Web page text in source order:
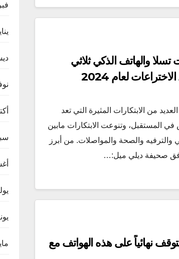
تسلا والهاتف الذكي ثلاثي
لعام 2024
العام 2024 العديد من الابتكارات المثيرة التي تعد
في المستقبل، وتنوعت الابتكارات مابين
والترفيه والصحة والمواصلات. من أبرز
وفق صحيفة ديلي ميل:…
نهائياً على هذه الهواتف مع
يناير
مايو